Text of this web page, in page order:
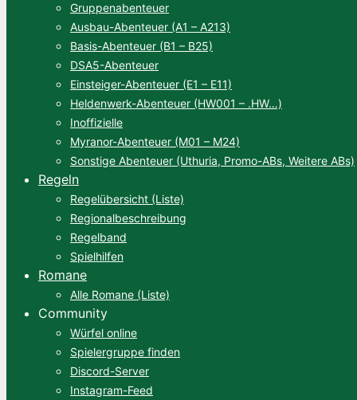
Gruppenabenteuer
Ausbau-Abenteuer (A1 – A213)
Basis-Abenteuer (B1 – B25)
DSA5-Abenteuer
Einsteiger-Abenteuer (E1 – E11)
Heldenwerk-Abenteuer (HW001 – .HW…)
Inoffizielle
Myranor-Abenteuer (M01 – M24)
Sonstige Abenteuer (Uthuria, Promo-ABs, Weitere ABs)
Regeln
Regelübersicht (Liste)
Regionalbeschreibung
Regelband
Spielhilfen
Romane
Alle Romane (Liste)
Community
Würfel online
Spielergruppe finden
Discord-Server
Instagram-Feed